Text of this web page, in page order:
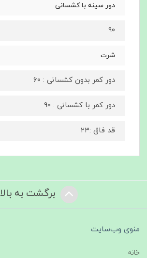
دور سینه با کشسانی
۹۰
شرت
دور کمر بدون کشسانی : ۶۰
دور کمر با کشسانی : ۹۰
قد فاق :۲۳
برگشت به بالا
منوی وب‌سایت
خانه